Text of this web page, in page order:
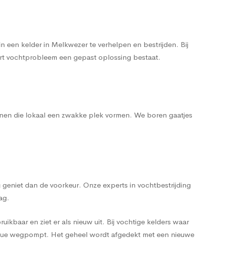
een kelder in Melkwezer te verhelpen en bestrijden. Bij
vochtprobleem een gepast oplossing bestaat.
die lokaal een zwakke plek vormen. We boren gaatjes
dan de voorkeur. Onze experts in vochtbestrijding
en ziet er als nieuw uit. Bij vochtige kelders waar
wegpompt. Het geheel wordt afgedekt met een nieuwe